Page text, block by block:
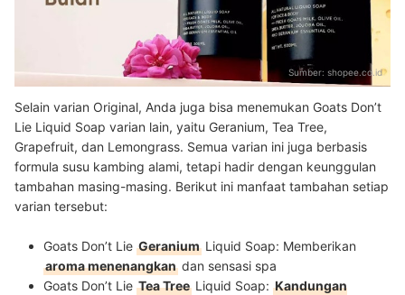
Sumber: shopee.co.id
Selain varian Original, Anda juga bisa menemukan Goats Don’t
Lie Liquid Soap varian lain, yaitu Geranium, Tea Tree,
Grapefruit, dan Lemongrass. Semua varian ini juga berbasis
formula susu kambing alami, tetapi hadir dengan keunggulan
tambahan masing-masing. Berikut ini manfaat tambahan setiap
varian tersebut:
Goats Don’t Lie Geranium Liquid Soap: Memberikan
aroma menenangkan dan sensasi spa
Goats Don’t Lie Tea Tree Liquid Soap: Kandungan